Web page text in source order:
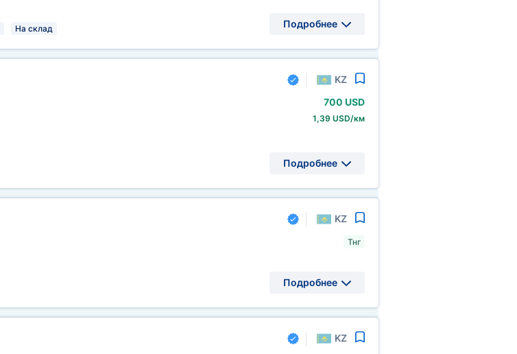
На склад Подробнее
KZ
700 USD
1,39 USD/км
Подробнее
KZ
Тнг
Подробнее
KZ